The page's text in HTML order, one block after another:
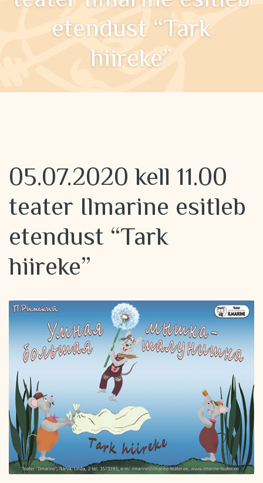
etendust “Tark
hiireke”
05.07.2020 kell 11.00
teater Ilmarine esitleb
etendust “Tark
hiireke”